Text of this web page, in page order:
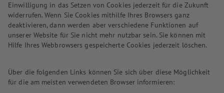
Einwilligung in das Setzen von Cookies jederzeit für die Zukunft
widerrufen. Wenn Sie Cookies mithilfe Ihres Browsers ganz
deaktivieren, dann werden aber verschiedene Funktionen auf
unserer Website für Sie nicht mehr nutzbar sein. Sie können mit
Hilfe Ihres Webbrowsers gespeicherte Cookies jederzeit löschen.
Über die folgenden Links können Sie sich über diese Möglichkeit
für die am meisten verwendeten Browser informieren: